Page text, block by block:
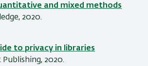
and mixed methods
2020.
to privacy in libraries
Publishing, 2020.